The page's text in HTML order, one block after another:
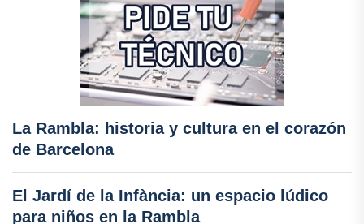
La Rambla: historia y cultura en el corazón
de Barcelona
El Jardí de la Infància: un espacio lúdico
para niños en la Rambla